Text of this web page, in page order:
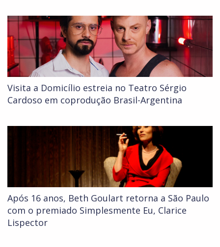
Visita a Domicílio estreia no Teatro Sérgio
Cardoso em coprodução Brasil-Argentina
Após 16 anos, Beth Goulart retorna a São Paulo
com o premiado Simplesmente Eu, Clarice
Lispector